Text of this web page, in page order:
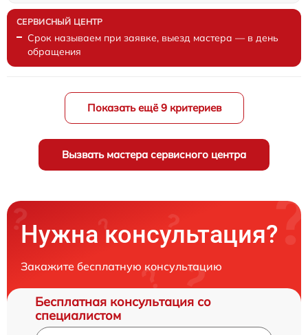
Срок называем при заявке, выезд мастера — в день
обращения
Показать ещё 9 критериев
Вызвать мастера сервисного центра
Нужна консультация?
Закажите бесплатную консультацию
Бесплатная консультация со
специалистом